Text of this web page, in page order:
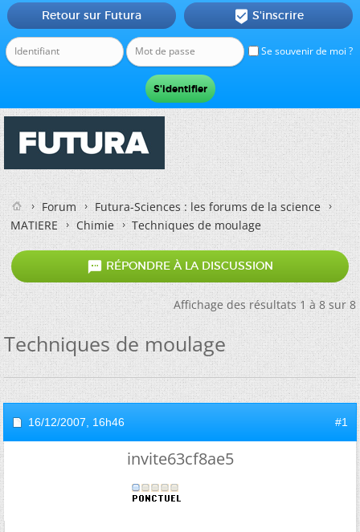
Se souvenir de moi ?
Retour sur Futura  S'inscrire
Forum
Futura-Sciences : les forums de la science
MATIERE
Chimie Techniques de moulage
 RÉPONDRE À LA DISCUSSION
Affichage des résultats 1 à 8 sur 8
Techniques de moulage
16/12/2007, 16h46 #1
invite63cf8ae5